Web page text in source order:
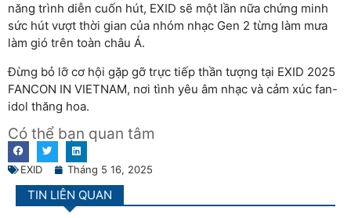
năng trình diễn cuốn hút, EXID sẽ một lần nữa chứng minh
sức hút vượt thời gian của nhóm nhạc Gen 2 từng làm mưa
làm gió trên toàn châu Á.
Đừng bỏ lỡ cơ hội gặp gỡ trực tiếp thần tượng tại EXID 2025
FANCON IN VIETNAM, nơi tình yêu âm nhạc và cảm xúc fan-
idol thăng hoa.
Có thể bạn quan tâm
EXID Tháng 5 16, 2025
TIN LIÊN QUAN